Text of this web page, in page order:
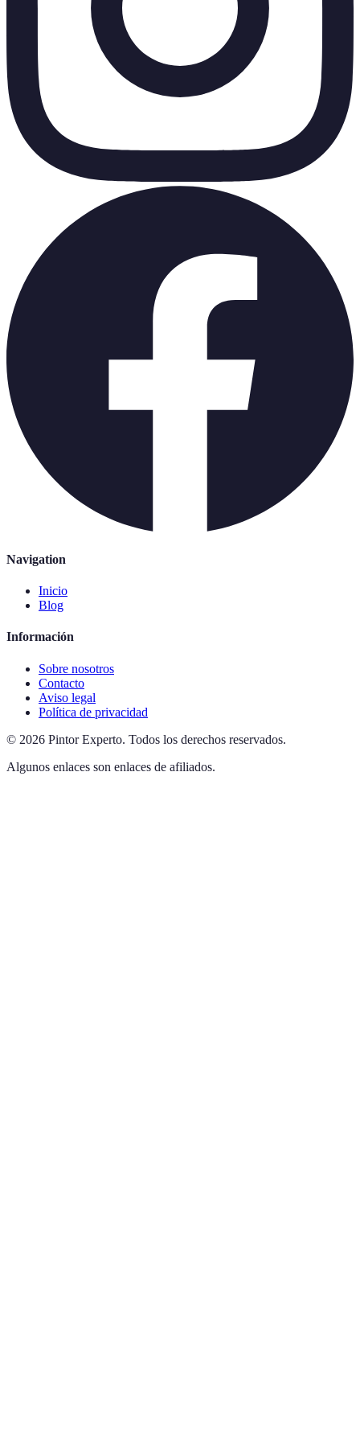
Navigation
Inicio
Blog
Información
Sobre nosotros
Contacto
Aviso legal
Política de privacidad
© 2026 Pintor Experto. Todos los derechos reservados.
Algunos enlaces son enlaces de afiliados.